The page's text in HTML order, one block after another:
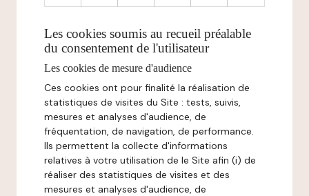
Les cookies soumis au recueil préalable
du consentement de l'utilisateur
Les cookies de mesure d'audience
Ces cookies ont pour finalité la réalisation de
statistiques de visites du Site : tests, suivis,
mesures et analyses d'audience, de
fréquentation, de navigation, de performance.
Ils permettent la collecte d'informations
relatives à votre utilisation de le Site afin (i) de
réaliser des statistiques de visites et des
mesures et analyses d'audience, de